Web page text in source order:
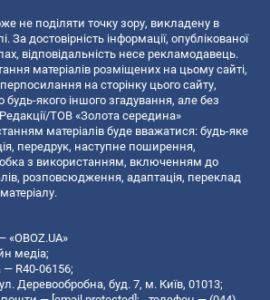
не поділяти точку зору, викладену в
За достовірність інформації, опублікованої
відповідальність несе рекламодавець.
матеріалів розміщених на цьому сайті,
на сторінку цього сайту,
будь-якого іншого згадування, але без
ТОВ «Золота середина»
матеріалів буде вважатися: будь-яке
передрук, наступне поширення,
з використанням, включенням до
розповсюдження, адаптація, переклад
«OBOZ.UA»
медіа;
— R40-06156;
Деревообробна, буд. 7, м. Київ, 01013;